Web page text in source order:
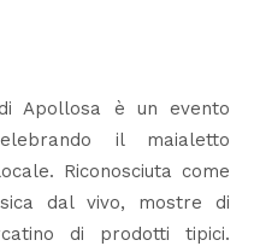
Apollosa è un evento
il maialetto
Riconosciuta come
dal vivo, mostre di
di prodotti tipici.